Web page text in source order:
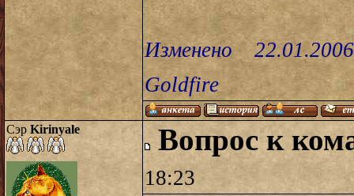
Изменено
Goldfire
Сэр Kirinyale Вопрос к
18:23